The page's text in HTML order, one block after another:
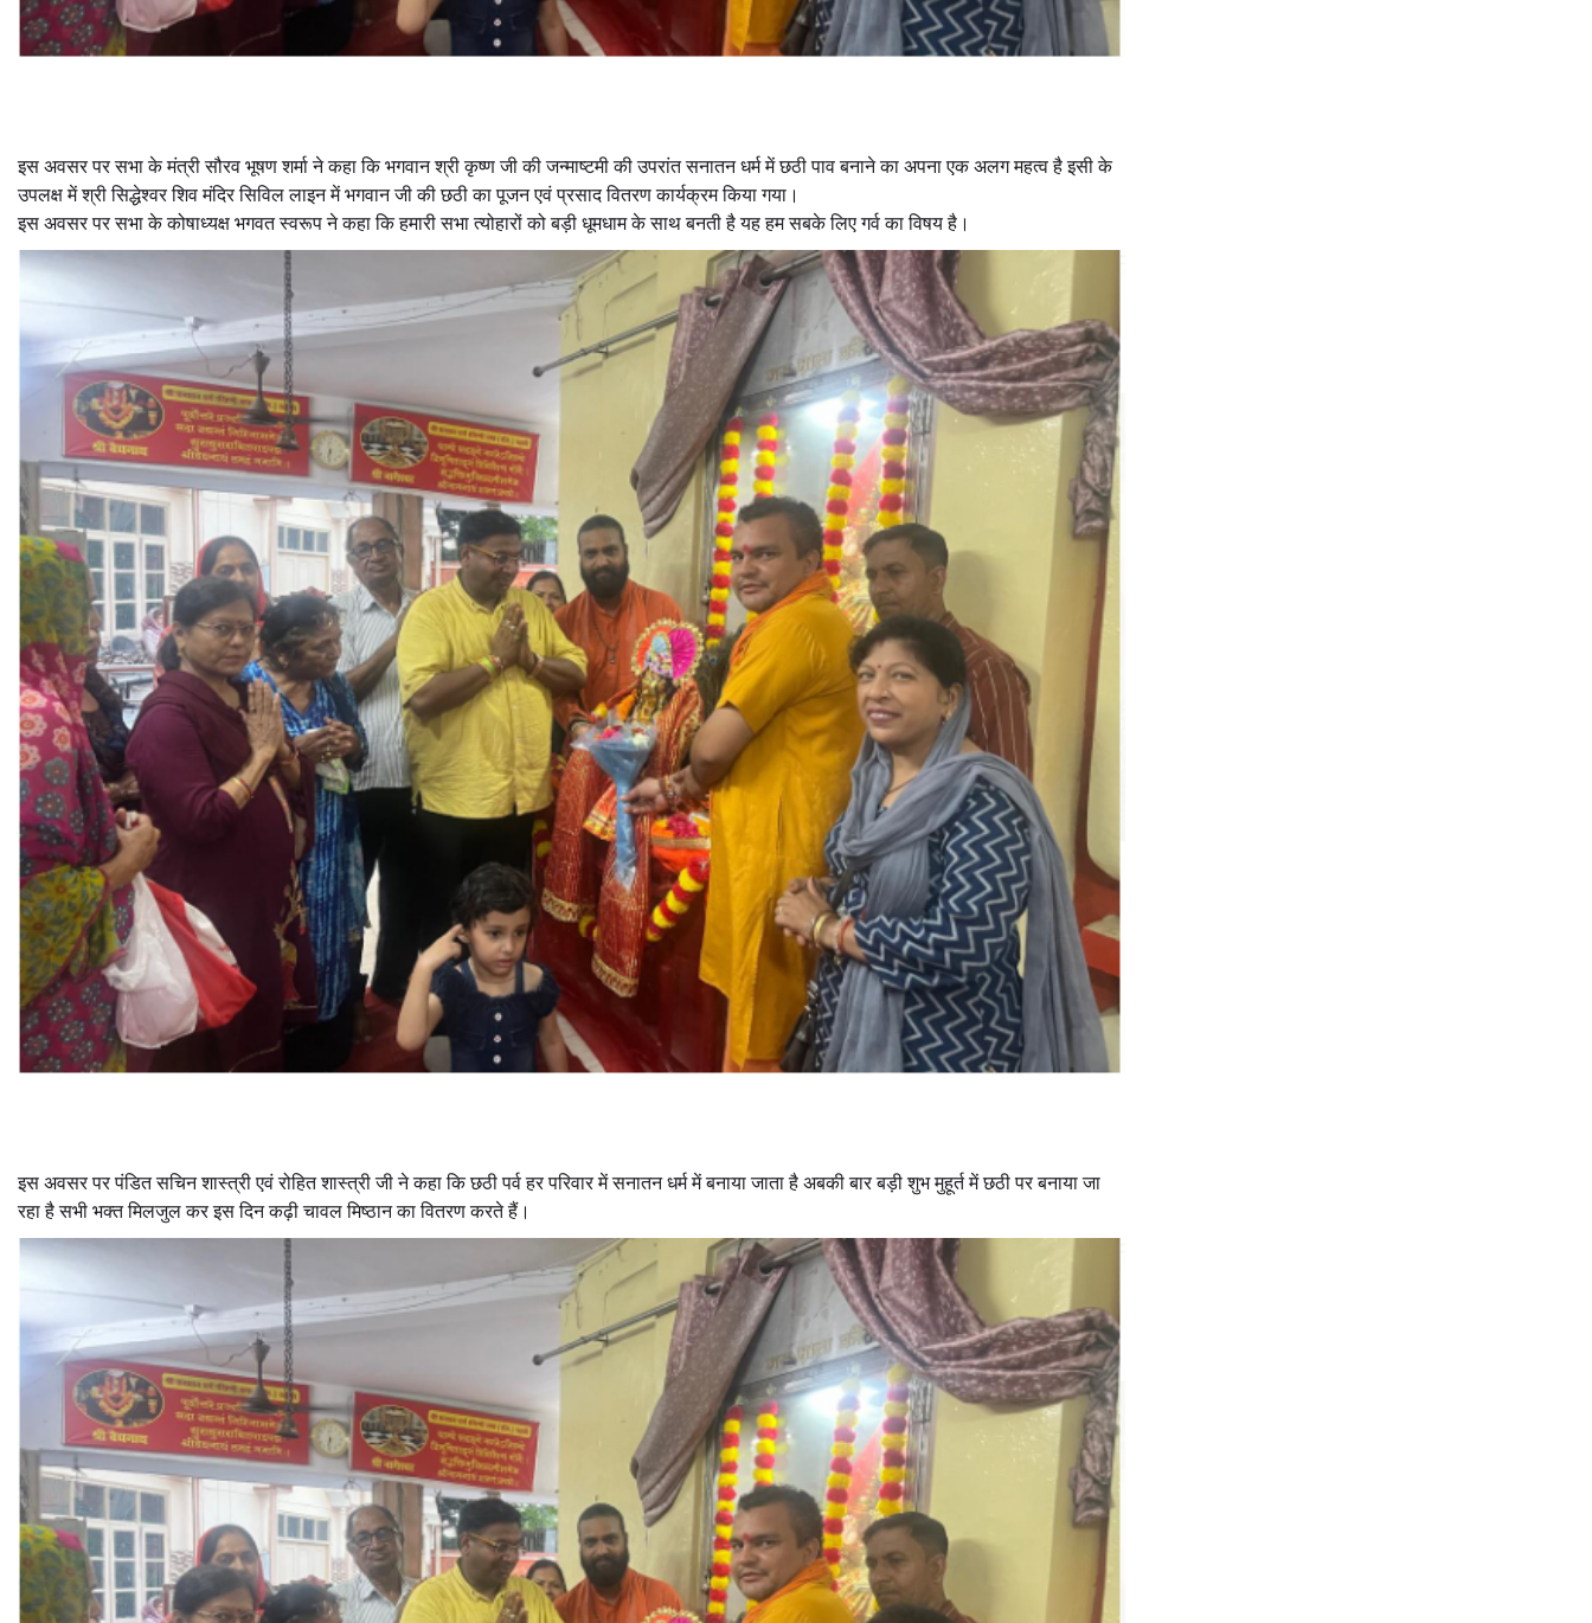
इस अवसर पर सभा के मंत्री सौरव भूषण शर्मा ने कहा कि भगवान श्री कृष्ण जी की जन्माष्टमी की उपरांत सनातन धर्म में छठी पाव बनाने का अपना एक अलग महत्व है इसी के
उपलक्ष में श्री सिद्धेश्वर शिव मंदिर सिविल लाइन में भगवान जी की छठी का पूजन एवं प्रसाद वितरण कार्यक्रम किया गया।
इस अवसर पर सभा के कोषाध्यक्ष भगवत स्वरूप ने कहा कि हमारी सभा त्योहारों को बड़ी धूमधाम के साथ बनती है यह हम सबके लिए गर्व का विषय है।
इस अवसर पर पंडित सचिन शास्त्री एवं रोहित शास्त्री जी ने कहा कि छठी पर्व हर परिवार में सनातन धर्म में बनाया जाता है अबकी बार बड़ी शुभ मुहूर्त में छठी पर बनाया जा
रहा है सभी भक्त मिलजुल कर इस दिन कढ़ी चावल मिष्ठान का वितरण करते हैं।